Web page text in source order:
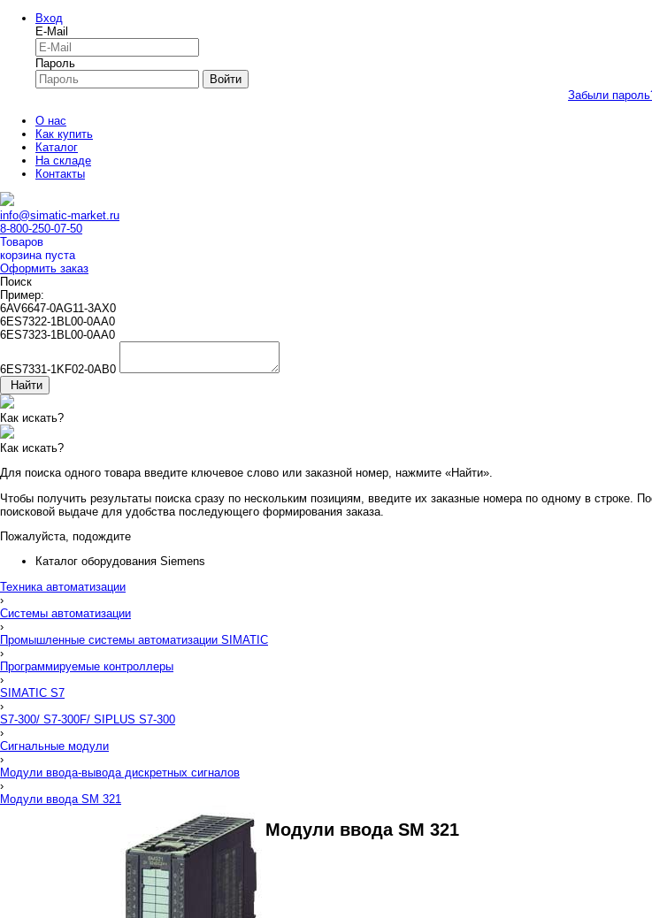
Вход
E-Mail
Пароль
Войти
Забыли
О нас
Как купить
Каталог
На складе
Контакты
info@simatic-market.ru
8-800-250-07-50
Товаров
корзина пуста
Оформить заказ
Поиск
Пример:
6AV6647-0AG11-3AX0
6ES7322-1BL00-0AA0
6ES7323-1BL00-0AA0
6ES7331-1KF02-0AB0
Найти
Как искать?
Как искать?
Для поиска одного товара введите ключевое слово или заказной номер, нажмите «Найти».
Чтобы получить результаты поиска сразу по нескольким позициям, введите их заказные номера по одному в строке.
поисковой выдаче для удобства последующего формирования заказа.
Пожалуйста, подождите
Каталог оборудования Siemens
Техника автоматизации
›
Системы автоматизации
›
Промышленные системы автоматизации SIMATIC
›
Программируемые контроллеры
›
SIMATIC S7
›
S7-300/ S7-300F/ SIPLUS S7-300
›
Сигнальные модули
›
Модули ввода-вывода дискретных сигналов
›
Модули ввода SM 321
Модули ввода SM 321